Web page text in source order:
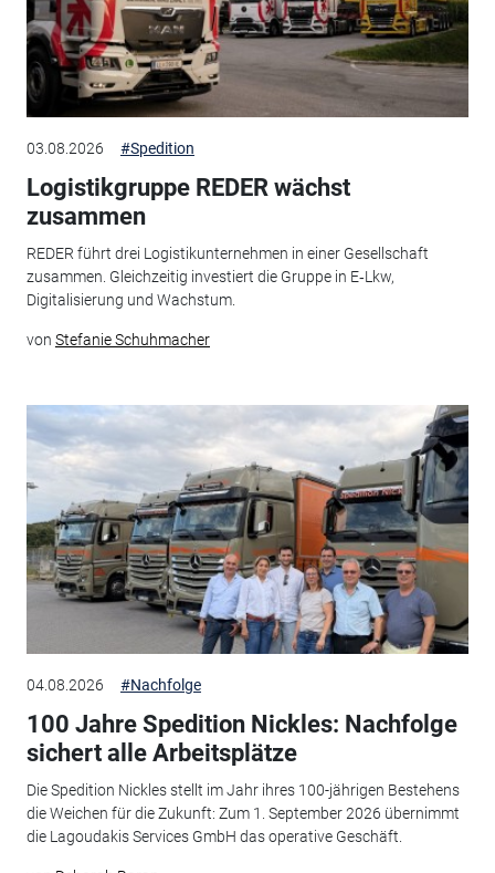
03.08.2026 #Spedition
Logistikgruppe REDER wächst
zusammen
REDER führt drei Logistikunternehmen in einer Gesellschaft
zusammen. Gleichzeitig investiert die Gruppe in E‑Lkw,
Digitalisierung und Wachstum.
von Stefanie Schuhmacher
04.08.2026 #Nachfolge
100 Jahre Spedition Nickles: Nachfolge
sichert alle Arbeitsplätze
Die Spedition Nickles stellt im Jahr ihres 100-jährigen Bestehens
die Weichen für die Zukunft: Zum 1. September 2026 übernimmt
die Lagoudakis Services GmbH das operative Geschäft.